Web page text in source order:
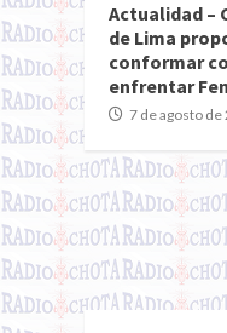
Actualidad –
de Lima
conformar
enfrentar
7 de agosto de